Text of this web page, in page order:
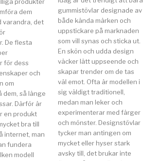
produkter
dem
varandra, det
De flesta
för dess
och
om
dem, så länge
Därför är
en produkt
bra till
internet, man
fundera
modell
gummistövlar designade av
både kända märken och
uppstickare på marknaden
som vill synas och sticka ut.
En skön och udda design
väcker lätt uppseende och
skapar trender om de tas
väl emot. Ofta är modellen i
sig väldigt traditionell,
medan man leker och
experimenterar med färger
och mönster. Designstövlar
tycker man antingen om
mycket eller hyser stark
avsky till, det brukar inte